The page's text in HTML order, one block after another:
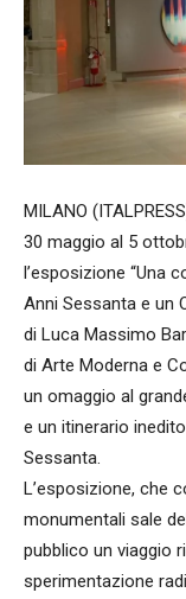
MILANO
30 maggio al 5
l’esposizione “Una
Anni Sessanta e un
di Luca Massimo
di Arte Moderna e
un omaggio al
e un itinerario
Sessanta.
L’esposizione, che
monumentali sale
pubblico un viaggio
sperimentazione